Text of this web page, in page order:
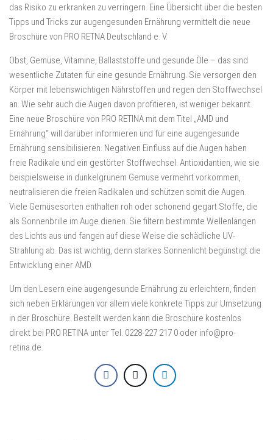
das Risiko zu erkranken zu verringern. Eine Übersicht über die besten
Tipps und Tricks zur augengesunden Ernährung vermittelt die neue
Broschüre von PRO RETNA Deutschland e. V.
Obst, Gemüse, Vitamine, Ballaststoffe und gesunde Öle – das sind
wesentliche Zutaten für eine gesunde Ernährung. Sie versorgen den
Körper mit lebenswichtigen Nährstoffen und regen den Stoffwechsel
an. Wie sehr auch die Augen davon profitieren, ist weniger bekannt.
Eine neue Broschüre von PRO RETINA mit dem Titel „AMD und
Ernährung“ will darüber informieren und für eine augengesunde
Ernährung sensibilisieren. Negativen Einfluss auf die Augen haben
freie Radikale und ein gestörter Stoffwechsel. Antioxidantien, wie sie
beispielsweise in dunkelgrünem Gemüse vermehrt vorkommen,
neutralisieren die freien Radikalen und schützen somit die Augen.
Viele Gemüsesorten enthalten roh oder schonend gegart Stoffe, die
als Sonnenbrille im Auge dienen. Sie filtern bestimmte Wellenlängen
des Lichts aus und fangen auf diese Weise die schädliche UV-
Strahlung ab. Das ist wichtig, denn starkes Sonnenlicht begünstigt die
Entwicklung einer AMD.
Um den Lesern eine augengesunde Ernährung zu erleichtern, finden
sich neben Erklärungen vor allem viele konkrete Tipps zur Umsetzung
in der Broschüre. Bestellt werden kann die Broschüre kostenlos
direkt bei PRO RETINA unter Tel. 0228-227 217 0 oder info@pro-
retina.de.